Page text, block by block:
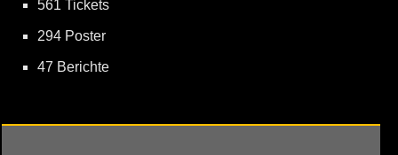
561 Tickets
294 Poster
47 Berichte